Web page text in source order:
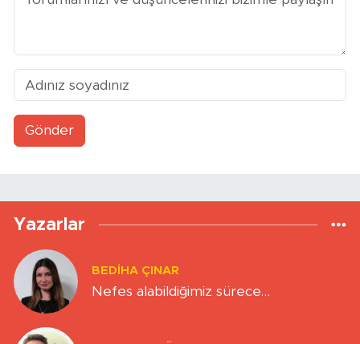
Gönder
Yazarlar
BEDIHA ÇINAR
Nefes alabildiğimiz sürece…